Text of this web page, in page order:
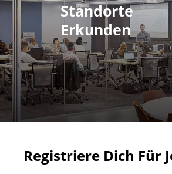
Standorte
Erkunden
Registriere Dich Für